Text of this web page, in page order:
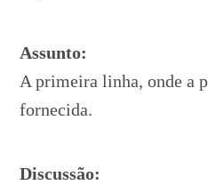
Assunto:
A primeira linha, onde a
fornecida.
Discussão: